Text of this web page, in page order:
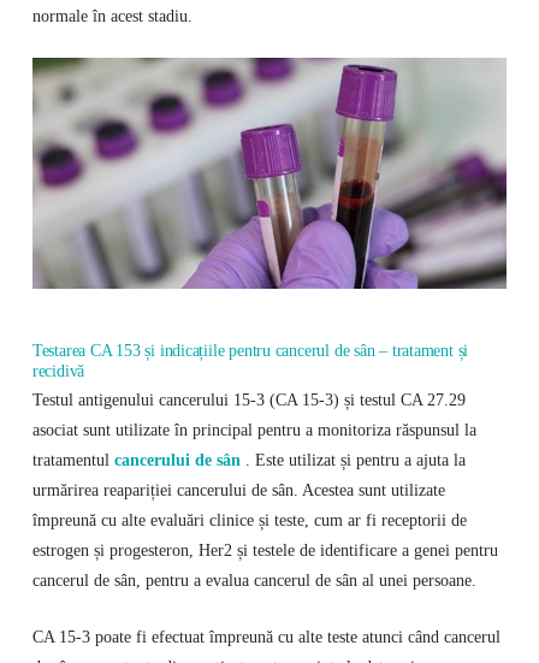
normale în acest stadiu.
Testarea CA 153 și indicațiile pentru cancerul de sân – tratament și
recidivă
Testul antigenului cancerului 15-3 (CA 15-3) și testul CA 27.29
asociat sunt utilizate în principal pentru a monitoriza răspunsul la
tratamentul cancerului de sân . Este utilizat și pentru a ajuta la
urmărirea reapariției cancerului de sân. Acestea sunt utilizate
împreună cu alte evaluări clinice și teste, cum ar fi receptorii de
estrogen și progesteron, Her2 și testele de identificare a genei pentru
cancerul de sân, pentru a evalua cancerul de sân al unei persoane.
CA 15-3 poate fi efectuat împreună cu alte teste atunci când cancerul